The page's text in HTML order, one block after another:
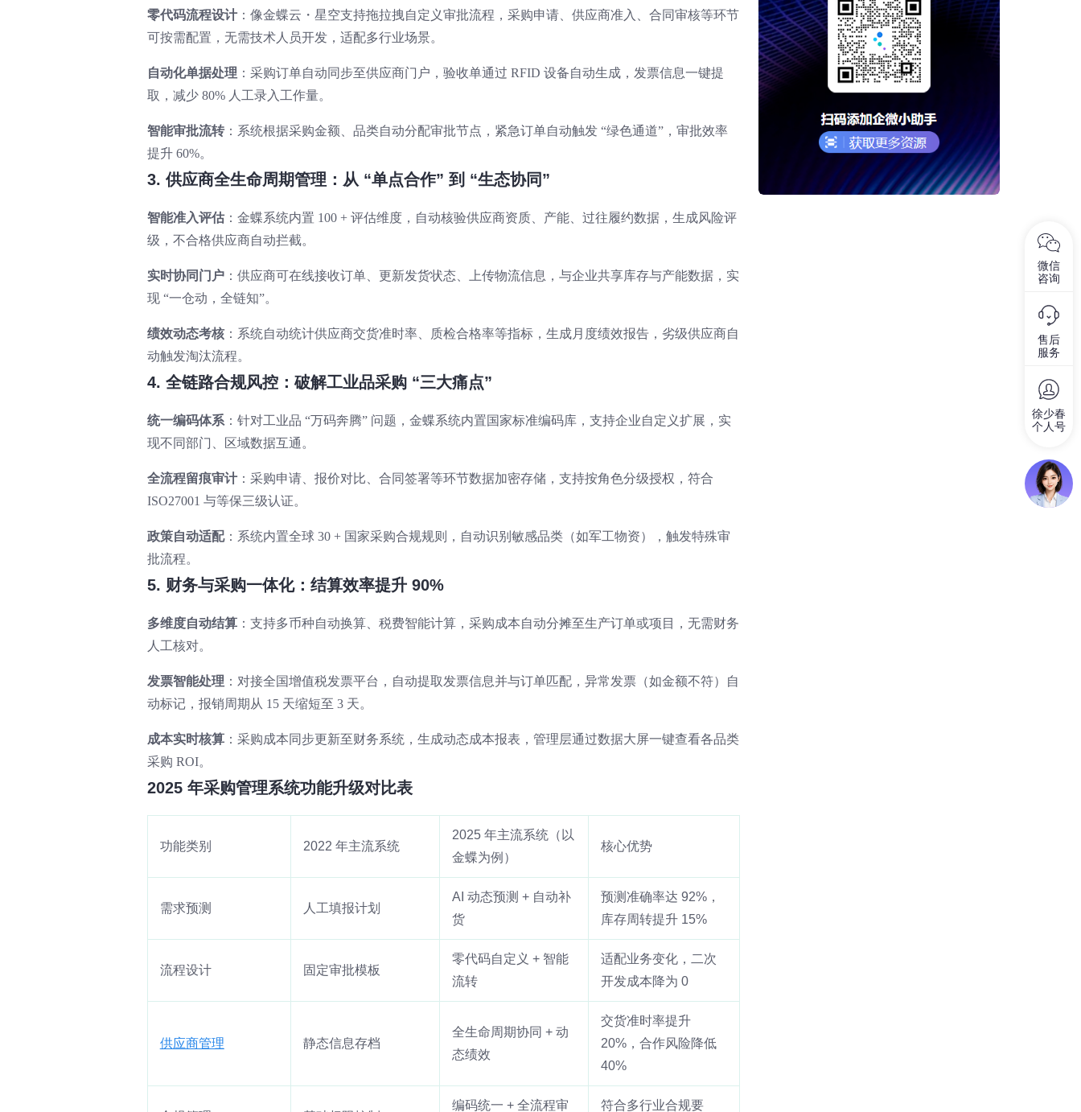
零代码流程设计：像金蝶云・星空支持拖拉拽自定义审批流程，采购申请、供应商准入、合同审核等环节
可按需配置，无需技术人员开发，适配多行业场景。
自动化单据处理 ：采购订单自动同步至供应商门户，验收单通过 RFID 设备自动生成，发票信息一键提
取，减少 80% 人工录入工作量。
智能审批流转：系统根据采购金额、品类自动分配审批节点，紧急订单自动触发 “绿色通道”，审批效率
提升 60%。
3. 供应商全生命周期管理：从 “单点合作” 到 “生态协同”
智能准入评估：金蝶系统内置 100 + 评估维度，自动核验供应商资质、产能、过往履约数据，生成风险评
级，不合格供应商自动拦截。
实时协同门户：供应商可在线接收订单、更新发货状态、上传物流信息，与企业共享库存与产能数据，实
现 “一仓动，全链知”。
绩效动态考核：系统自动统计供应商交货准时率、质检合格率等指标，生成月度绩效报告，劣级供应商自
动触发淘汰流程。
4. 全链路合规风控：破解工业品采购 “三大痛点”
统一编码体系：针对工业品 “万码奔腾” 问题，金蝶系统内置国家标准编码库，支持企业自定义扩展，实
现不同部门、区域数据互通。
全流程留痕审计：采购申请、报价对比、合同签署等环节数据加密存储，支持按角色分级授权，符合
ISO27001 与等保三级认证。
政策自动适配：系统内置全球 30 + 国家采购合规规则，自动识别敏感品类（如军工物资），触发特殊审
批流程。
5. 财务与采购一体化：结算效率提升 90%
多维度自动结算：支持多币种自动换算、税费智能计算，采购成本自动分摊至生产订单或项目，无需财务
人工核对。
发票智能处理 ：对接全国增值税发票平台，自动提取发票信息并与订单匹配，异常发票（如金额不符）自
动标记，报销周期从 15 天缩短至 3 天。
成本实时核算：采购成本同步更新至财务系统，生成动态成本报表，管理层通过数据大屏一键查看各品类
采购 ROI。
2025 年采购管理系统功能升级对比表
功能类别 2022 年主流系统
2025 年主流系统（以
金蝶为例）
核心优势
需求预测 人工填报计划
AI 动态预测 + 自动补
货
预测准确率达 92%，
库存周转提升 15%
流程设计 固定审批模板
零代码自定义 + 智能
流转
适配业务变化，二次
开发成本降为 0
供应商管理 静态信息存档
全生命周期协同 + 动
态绩效
交货准时率提升
20%，合作风险降低
40%
编码统一 + 全流程审 符合多行业合规要
微信
咨询
售后
服务
徐少春
个人号